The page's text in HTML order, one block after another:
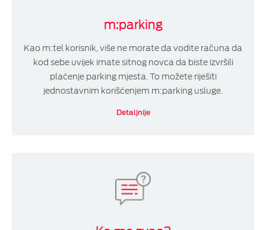
m:parking
Kao m:tel korisnik, više ne morate da vodite računa da
kod sebe uvijek imate sitnog novca da biste izvršili
plaćenje parking mjesta. To možete riješiti
jednostavnim korišćenjem m:parking usluge.
Detaljnije